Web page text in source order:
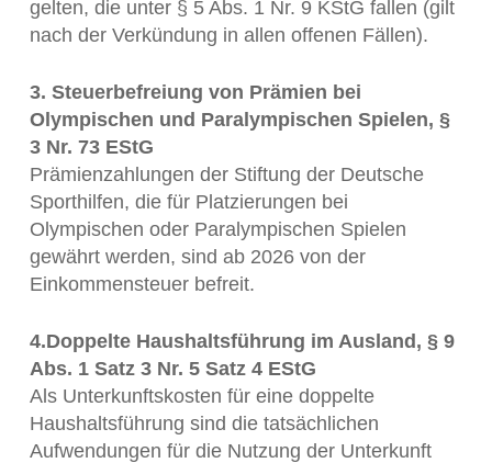
gelten, die unter § 5 Abs. 1 Nr. 9 KStG fallen (gilt
nach der Verkündung in allen offenen Fällen).
3. Steuerbefreiung von Prämien bei
Olympischen und Paralympischen Spielen, §
3 Nr. 73 EStG
Prämienzahlungen der Stiftung der Deutsche
Sporthilfen, die für Platzierungen bei
Olympischen oder Paralympischen Spielen
gewährt werden, sind ab 2026 von der
Einkommensteuer befreit.
4.Doppelte Haushaltsführung im Ausland, § 9
Abs. 1 Satz 3 Nr. 5 Satz 4 EStG
Als Unterkunftskosten für eine doppelte
Haushaltsführung sind die tatsächlichen
Aufwendungen für die Nutzung der Unterkunft